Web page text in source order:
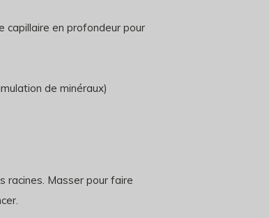
capillaire en profondeur pour
de minéraux)
racines. Masser pour faire